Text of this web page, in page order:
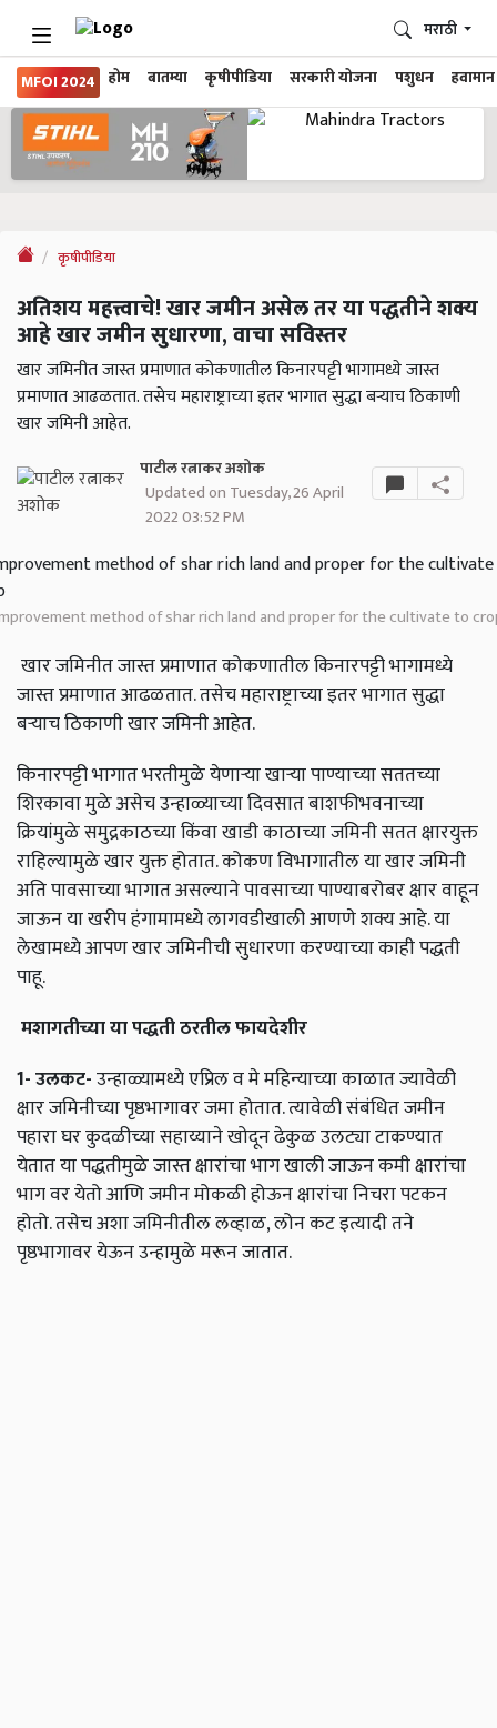
MFOI 2024 होम बातम्या कृषीपीडिया सरकारी योजना पशुधन हवामान
मराठी
कृषीपीडिया
अतिशय महत्त्वाचे! खार जमीन असेल तर या पद्धतीने शक्य
आहे खार जमीन सुधारणा, वाचा सविस्तर
खार जमिनीत जास्त प्रमाणात कोकणातील किनारपट्टी भागामध्ये जास्त
प्रमाणात आढळतात. तसेच महाराष्ट्राच्या इतर भागात सुद्धा बऱ्याच ठिकाणी
खार जमिनी आहेत.
पाटील रत्नाकर अशोक
Updated on Tuesday, 26 April
2022 03:52 PM
method of shar rich land and proper for the cultivate to
खार जमिनीत जास्त प्रमाणात कोकणातील किनारपट्टी भागामध्ये
जास्त प्रमाणात आढळतात. तसेच महाराष्ट्राच्या इतर भागात सुद्धा
बऱ्याच ठिकाणी खार जमिनी आहेत.
किनारपट्टी भागात भरतीमुळे येणार्‍या खार्‍या पाण्याच्या सततच्या
शिरकावा मुळे असेच उन्हाळ्याच्या दिवसात बाशफीभवनाच्या
क्रियांमुळे समुद्रकाठच्या किंवा खाडी काठाच्या जमिनी सतत क्षारयुक्त
राहिल्यामुळे खार युक्त होतात. कोकण विभागातील या खार जमिनी
अति पावसाच्या भागात असल्याने पावसाच्या पाण्याबरोबर क्षार वाहून
जाऊन या खरीप हंगामामध्ये लागवडीखाली आणणे शक्य आहे. या
लेखामध्ये आपण खार जमिनीची सुधारणा करण्याच्या काही पद्धती
पाहू.
मशागतीच्यायापद्धतीठरतीलफायदेशीर
1-उलकट-उन्हाळ्यामध्ये एप्रिल व मे महिन्याच्या काळात ज्यावेळी
क्षार जमिनीच्या पृष्ठभागावर जमा होतात. त्यावेळी संबंधित जमीन
पहारा घर कुदळीच्या सहाय्याने खोदून ढेकुळ उलट्या टाकण्यात
येतात या पद्धतीमुळे जास्त क्षारांचा भाग खाली जाऊन कमी क्षारांचा
भाग वर येतो आणि जमीन मोकळी होऊन क्षारांचा निचरा पटकन
होतो. तसेच अशा जमिनीतील लव्हाळ, लोन कट इत्यादी तने
पृष्ठभागावर येऊन उन्हामुळे मरून जातात.